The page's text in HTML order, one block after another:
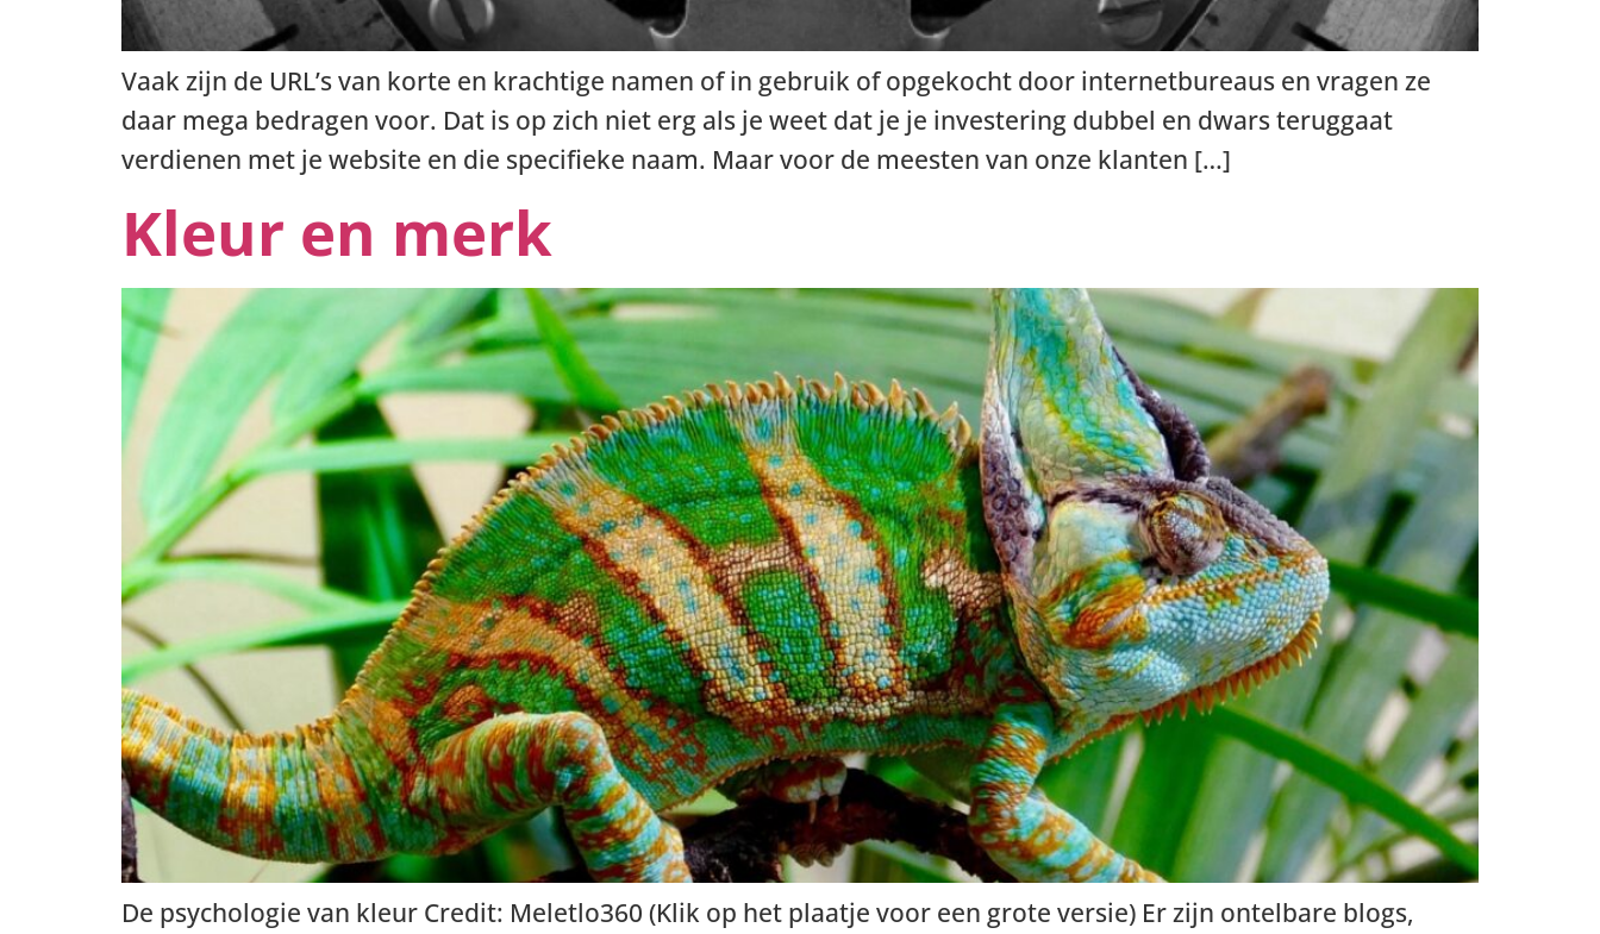
Vaak zijn de URL’s van korte en krachtige namen of in gebruik of opgekocht door internetbureaus en vragen ze
daar mega bedragen voor. Dat is op zich niet erg als je weet dat je je investering dubbel en dwars teruggaat
verdienen met je website en die specifieke naam. Maar voor de meesten van onze klanten […]
Kleur en merk
De psychologie van kleur Credit: Meletlo360 (Klik op het plaatje voor een grote versie) Er zijn ontelbare blogs,